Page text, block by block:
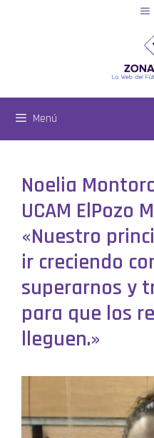
Menú
Noelia
UCAM ElPozo
«Nuestro
ir creciendo
superarnos y
para que los
lleguen.»